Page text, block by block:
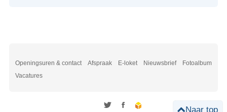
Openingsuren & contact Afspraak E-loket Nieuwsbrief
Fotoalbum
Vacatures
Naar top